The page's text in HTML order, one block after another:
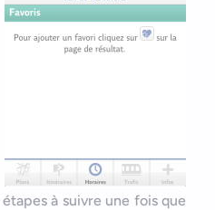
à suivre une fois que